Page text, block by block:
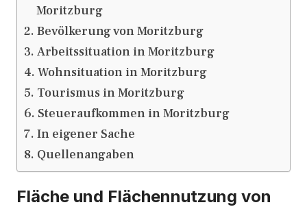
Moritzburg
Bevölkerung von Moritzburg
Arbeitssituation in Moritzburg
Wohnsituation in Moritzburg
Tourismus in Moritzburg
Steueraufkommen in Moritzburg
In eigener Sache
Quellenangaben
Fläche und Flächennutzung von